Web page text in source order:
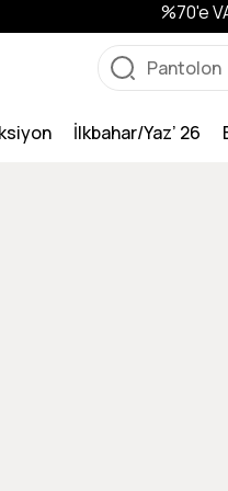
%70'e
İlkbahar/Yaz’ 26